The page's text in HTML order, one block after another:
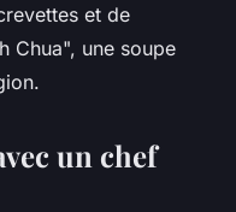
et de
Chua", une soupe
un chef